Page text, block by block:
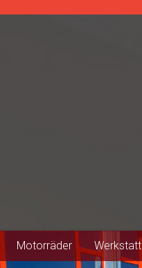
Motorräder Werkstatt